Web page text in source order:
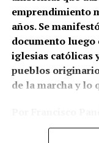
escopeta es letal,
postas de goma) o
plomo). Hasta un
puede herir o
protocolos de uso
terminantemente
emprendimiento
años. Se
documento luego
iglesias católicas
pueblos
de la marcha y lo
Fotos: Archivo